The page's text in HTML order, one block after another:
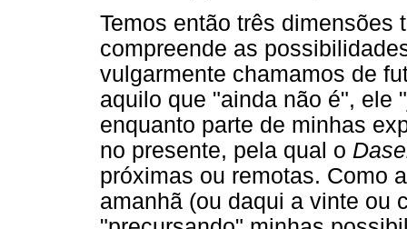
Temos então três dimensões
compreende as
vulgarmente chamamos de
aquilo que "ainda não é", ele
enquanto parte de minhas
no presente, pela qual o
próximas ou remotas. Como
amanhã (ou daqui a vinte ou